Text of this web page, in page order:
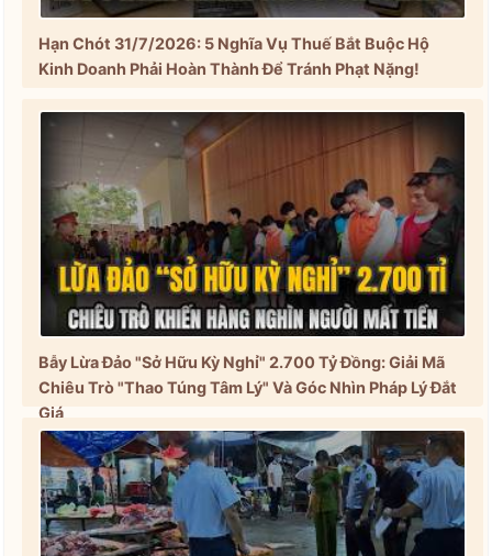
Hạn Chót 31/7/2026: 5 Nghĩa Vụ Thuế Bắt Buộc Hộ
Kinh Doanh Phải Hoàn Thành Để Tránh Phạt Nặng!
Bẫy Lừa Đảo "Sở Hữu Kỳ Nghỉ" 2.700 Tỷ Đồng: Giải Mã
Chiêu Trò "Thao Túng Tâm Lý" Và Góc Nhìn Pháp Lý Đắt
Giá